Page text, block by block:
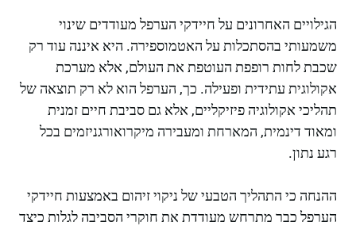
הגילויים האחרונים על חיידקי הערפל מעודדים שינוי
משמעותי בהסתכלות על האטמוספירה. היא איננה עוד רק
שכבת לחות רופפת העוטפת את העולם, אלא מערכת
אקולוגית עתידית ופעילה. כך, הערפל הוא לא רק תוצאה של
תהליכי אקולוגיה פיזיקליים, אלא גם סביבת חיים זמנית
ומאוד דינמית, המארחת ומעבירה מיקרואורגניזמים בכל
רגע נתון.
ההנחה כי התהליך הטבעי של ניקוי זיהום באמצעות חיידקי
הערפל כבר מתרחש מעודדת את חוקרי הסביבה לגלות כיצד